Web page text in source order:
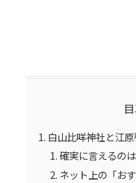
白山比咩神社と江
確実に言えるの
ネット上の「お